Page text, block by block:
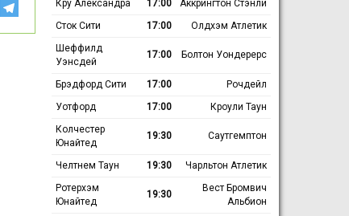
Кру Александра
17:00
Аккрингтон Стэнли
Сток Сити
17:00
Олдхэм Атлетик
Шеффилд
Уэнсдей
17:00 Болтон Уондерерс
Брэдфорд Сити 17:00
Рочдейл
Уотфорд
17:00
Кроули Таун
Колчестер
Юнайтед
19:30 Саутгемптон
Челтнем Таун 19:30
Чарльтон Атлетик
Ротерхэм
Юнайтед
19:30
Вест Бромвич
Альбион